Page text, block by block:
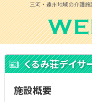
三河・遠州地域の介護
くるみ荘デイサ
施設概要